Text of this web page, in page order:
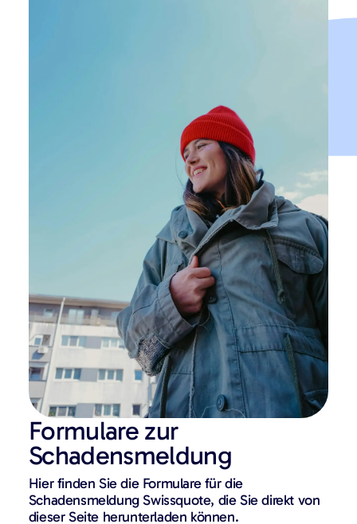
Formulare zur
Schadensmeldung
Hier finden Sie die Formulare für die
Schadensmeldung Swissquote, die Sie direkt von
dieser Seite herunterladen können.